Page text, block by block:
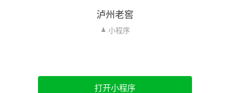
泸州老窖
小程序
打开小程序